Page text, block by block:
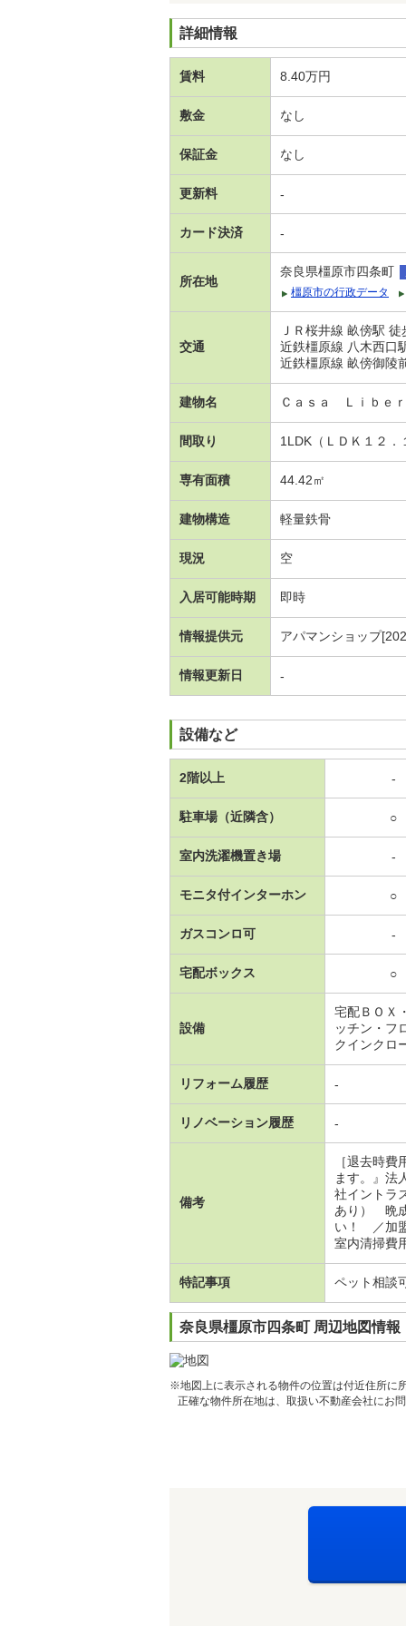
詳細情報
賃料 8.40万円
敷金 なし
保証金 なし
更新料 -
カード決済 -
所在地
奈良県橿原市四条町
橿原市の行政データ
交通
ＪＲ桜井線 畝傍駅
近鉄橿原線 八木西口
近鉄橿原線 畝傍御陵
建物名 Ｃａｓａ Ｌｉｂｅ
間取り 1LDK（ＬＤＫ１２
専有面積 44.42㎡
建物構造 軽量鉄骨
現況 空
入居可能時期 即時
情報提供元 アパマンショップ
情報更新日 -
設備など
2階以上 -
駐車場（近隣含） ○
室内洗濯機置き場 -
モニタ付インターホン ○
ガスコンロ可 -
宅配ボックス ○
設備
宅配ＢＯＸ
ッチン・フ
クインクロ
リフォーム履歴 -
リノベーション履歴 -
備考
［退去時
ます。』
社イントラ
あり） 晩
い！ ／加
室内清掃費
特記事項 ペット相談
奈良県橿原市四条町 周辺地図情報
※地図上に表示される物件の位置は付近住所に
正確な物件所在地は、取扱い不動産会社にお